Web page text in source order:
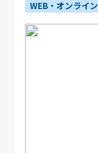
WEB・オンライ